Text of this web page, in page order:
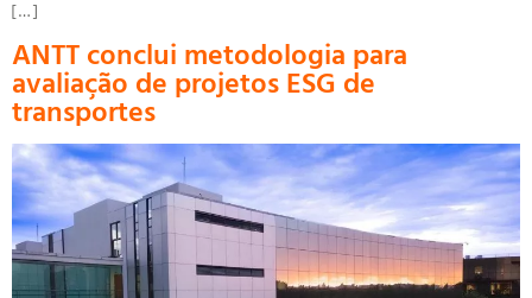
[…]
ANTT conclui metodologia para
avaliação de projetos ESG de
transportes